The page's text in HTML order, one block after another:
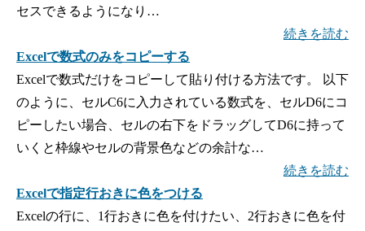
セスできるようになり…
続きを読む
Excelで数式のみをコピーする
Excelで数式だけをコピーして貼り付ける方法です。 以下
のように、セルC6に入力されている数式を、セルD6にコ
ピーしたい場合、セルの右下をドラッグしてD6に持って
いくと枠線やセルの背景色などの余計な…
続きを読む
Excelで指定行おきに色をつける
Excelの行に、1行おきに色を付けたい、2行おきに色を付